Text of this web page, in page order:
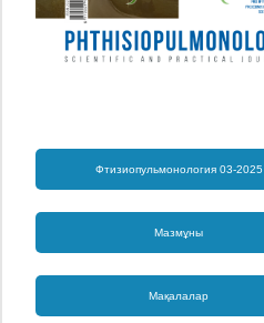
Фтизиопульмонология 03-2025
Мазмұны
Мақалалар